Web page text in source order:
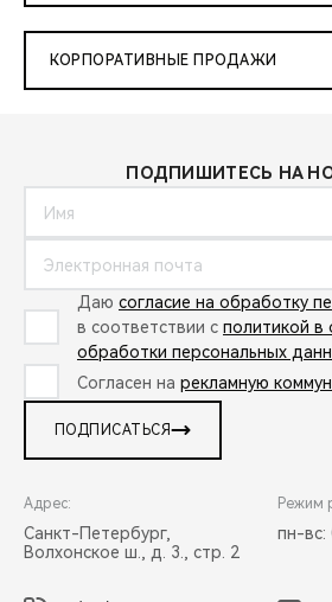
КОРПОРАТИВНЫЕ ПРОДАЖИ
ПОДПИШИТЕСЬ НА
Даю согласие на обработку
в соответствии с политикой в
обработки персональных
Согласен на рекламную
ПОДПИСАТЬСЯ
Адрес:
Санкт-Петербург,
Волхонское ш., д. 3., стр. 2
Режим
пн-вс: